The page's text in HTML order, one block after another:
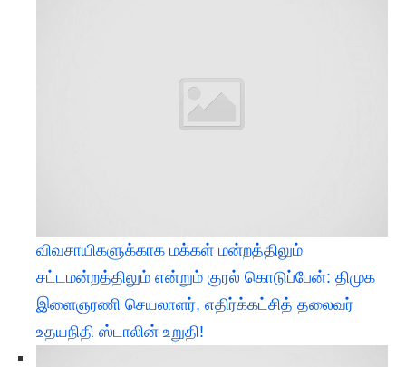
விவசாயிகளுக்காக மக்கள் மன்றத்திலும்
சட்டமன்றத்திலும் என்றும் குரல் கொடுப்பேன்: திமுக
இளைஞரணி செயலாளர், எதிர்க்கட்சித் தலைவர்
உதயநிதி ஸ்டாலின் உறுதி!